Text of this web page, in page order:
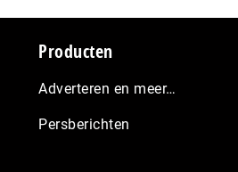
Producten
Adverteren en meer…
Persberichten